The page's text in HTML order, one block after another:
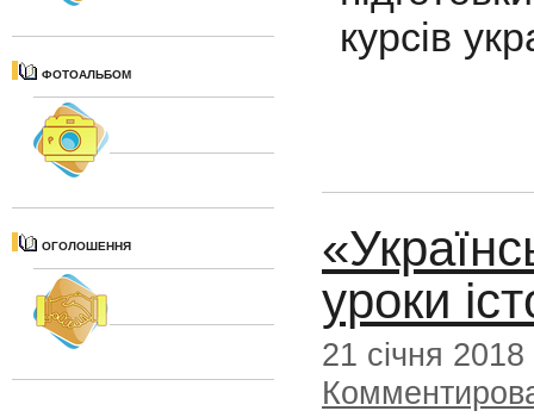
ФОТОАЛЬБОМ
ОГОЛОШЕННЯ
курсів
уроки
21 січня 2018